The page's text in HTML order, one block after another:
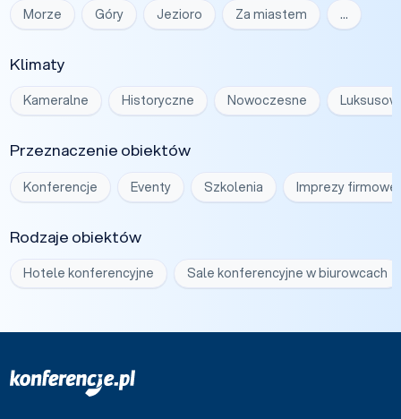
Morze Góry Jezioro Za miastem …
Klimaty
Kameralne Historyczne Nowoczesne
Przeznaczenie obiektów
Konferencje Eventy Szkolenia Imprezy firmowe
Rodzaje obiektów
Hotele konferencyjne Sale konferencyjne w biurowcach